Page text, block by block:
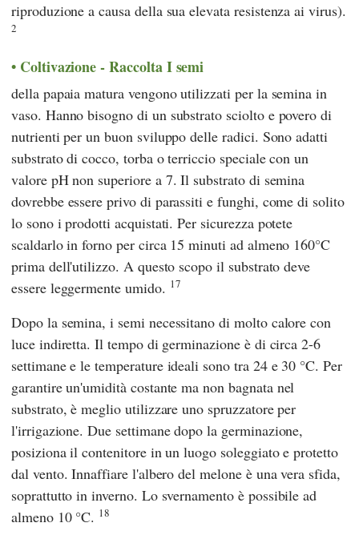
riproduzione a causa della sua elevata resistenza ai virus).
2
Coltivazione - Raccolta I semi
della papaia matura vengono utilizzati per la semina in
vaso. Hanno bisogno di un substrato sciolto e povero di
nutrienti per un buon sviluppo delle radici. Sono adatti
substrato di cocco, torba o terriccio speciale con un
valore pH non superiore a 7. Il substrato di semina
dovrebbe essere privo di parassiti e funghi, come di solito
lo sono i prodotti acquistati. Per sicurezza potete
scaldarlo in forno per circa 15 minuti ad almeno 160°C
prima dell'utilizzo. A questo scopo il substrato deve
essere leggermente umido. 17
Dopo la semina, i semi necessitano di molto calore con
luce indiretta. Il tempo di germinazione è di circa 2-6
settimane e le temperature ideali sono tra 24 e 30 °C. Per
garantire un'umidità costante ma non bagnata nel
substrato, è meglio utilizzare uno spruzzatore per
l'irrigazione. Due settimane dopo la germinazione,
posiziona il contenitore in un luogo soleggiato e protetto
dal vento. Innaffiare l'albero del melone è una vera sfida,
soprattutto in inverno. Lo svernamento è possibile ad
almeno 10 °C. 18